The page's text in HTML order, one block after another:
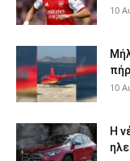
10
10
Η